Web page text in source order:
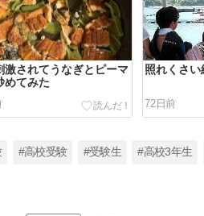
激されてうなぎとピーマ
めてみた
照れくさい
72日前
#高校受験 #受験生 #高校3年生